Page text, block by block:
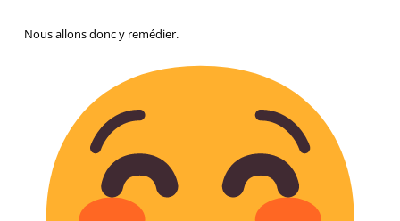
Nous allons donc y remédier.